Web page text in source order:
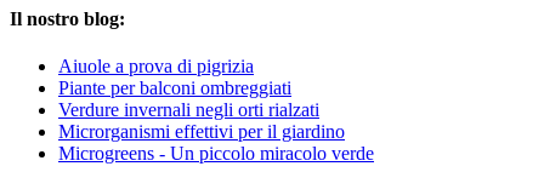
Il nostro blog:
Aiuole a prova di pigrizia
Piante per balconi ombreggiati
Verdure invernali negli orti rialzati
Microrganismi effettivi per il giardino
Microgreens - Un piccolo miracolo verde